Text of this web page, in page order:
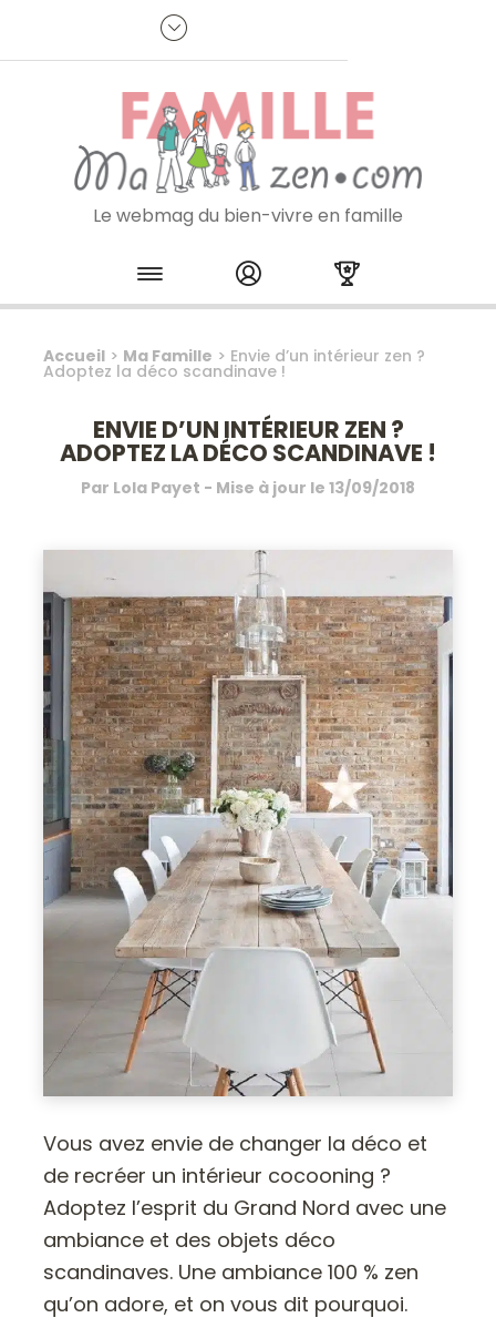
Je m'inscris à la newsletter
Le webmag du bien-vivre en famille
Skip to content
Accueil > Ma Famille > Envie d’un intérieur zen ?
Adoptez la déco scandinave !
ENVIE D’UN INTÉRIEUR ZEN ?
ADOPTEZ LA DÉCO SCANDINAVE !
Par Lola Payet - Mise à jour le 13/09/2018
Vous avez envie de changer la déco et
de recréer un intérieur cocooning ?
Adoptez l’esprit du Grand Nord avec une
ambiance et des objets déco
scandinaves. Une ambiance 100 % zen
qu’on adore, et on vous dit pourquoi.
Panneau de gestion des cookies